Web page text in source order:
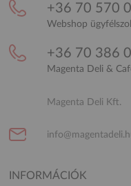
+36 70 570
Webshop
+36 70 386
Magenta Deli &
Magenta Deli Kft.
INFORMÁCIÓK